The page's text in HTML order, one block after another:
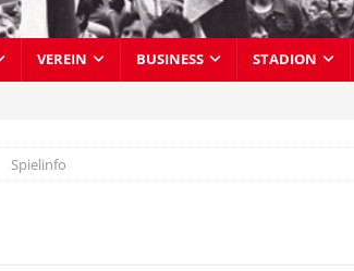
VEREIN BUSINESS STADION
Spielinfo